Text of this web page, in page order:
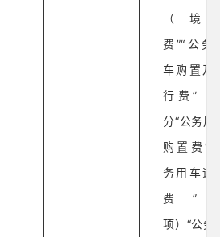
（境
费”“公务
车购置及
行费”（
分“公务用
购置费”“
务用车运
费”
项）“公务